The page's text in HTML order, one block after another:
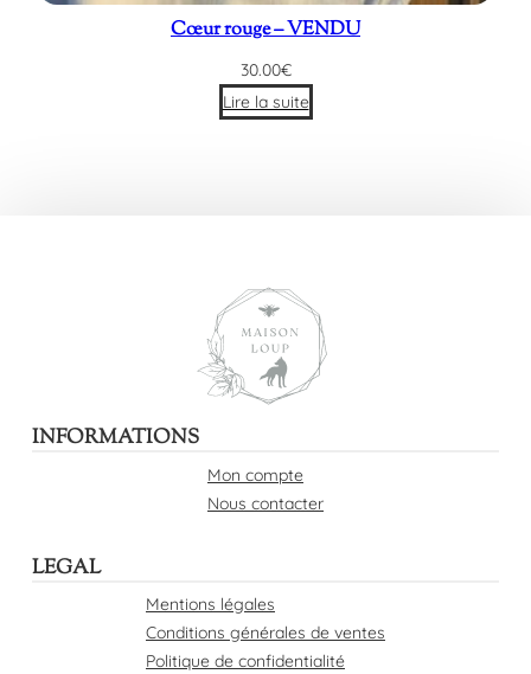
Cœur rouge – VENDU
30.00€
Lire la suite
INFORMATIONS
Mon compte
Nous contacter
LEGAL
Mentions légales
Conditions générales de ventes
Politique de confidentialité